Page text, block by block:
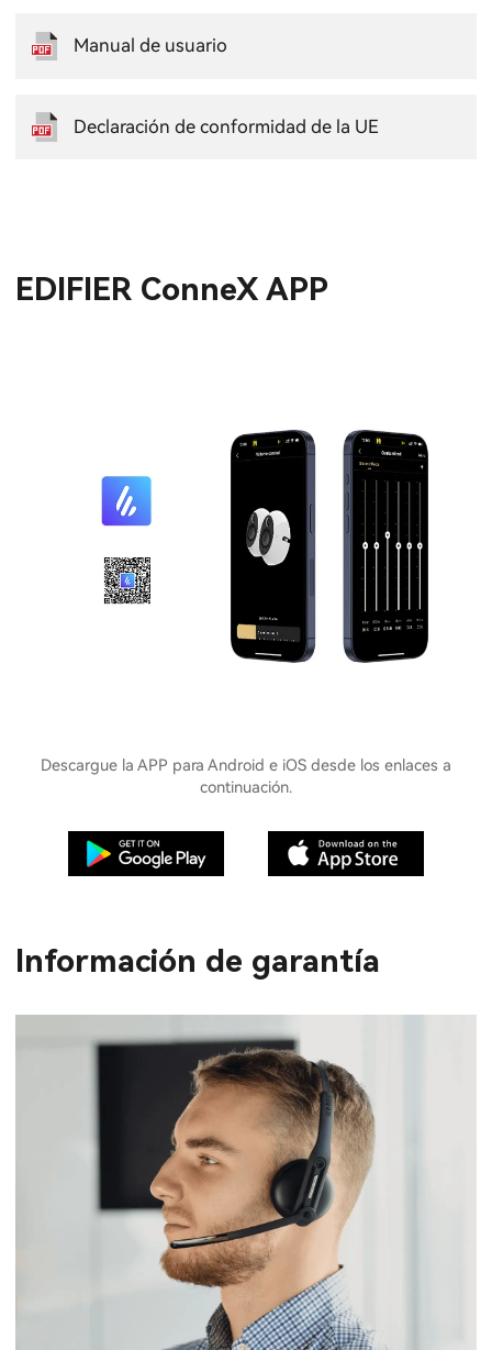
Manual de usuario
Declaración de conformidad de la UE
EDIFIER ConneX APP
Descargue la APP para Android e iOS desde los enlaces a
continuación.
Información de garantía